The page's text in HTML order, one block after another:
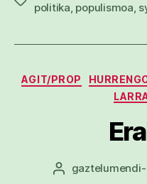
politika, populismoa,
AGIT/PROP
Argitalpenaren
gaztelumendi